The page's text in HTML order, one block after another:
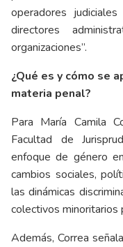
operadores
directores
organizaciones”.
¿Qué es y cómo se
materia penal?
Para María Camila
Facultad de
enfoque de género
cambios sociales,
las dinámicas
colectivos minoritarios
Además, Correa